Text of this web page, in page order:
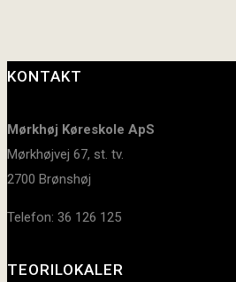
KONTAKT
Mørkhøj Køreskole ApS
Mørkhøjvej 67, st. tv.
2700 Brønshøj
Telefon: 36 126 125
TEORILOKALER